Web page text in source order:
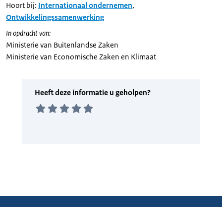
Hoort bij: Internationaal ondernemen,
Ontwikkelingssamenwerking
In opdracht van:
Ministerie van Buitenlandse Zaken
Ministerie van Economische Zaken en Klimaat